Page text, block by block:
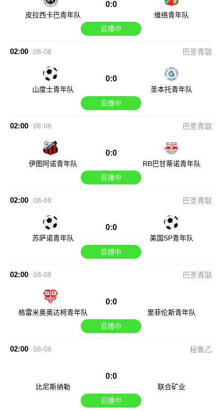
皮拉西卡巴青年队
0:0
维络青年队
直播中
02:00 08-08 巴圣青联
山度士青年队
0:0
圣本托青年队
直播中
02:00 08-08 巴圣青联
伊图阿诺青年队
0:0
RB巴甘蒂诺青年队
直播中
02:00 08-08 巴圣青联
苏萨诺青年队
0:0
美国SP青年队
直播中
02:00 08-08 巴圣青联
格雷米奥奥达柯青年队
0:0
里菲伦斯青年队
直播中
02:00 08-08 秘鲁乙
比尼斯纳勒
0:0
联合矿业
直播中